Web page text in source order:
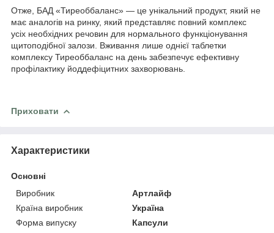
Отже, БАД «Тиреоббаланс» — це унікальний продукт, який не
має аналогів на ринку, який представляє повний комплекс
усіх необхідних речовин для нормального функціонування
щитоподібної залози. Вживання лише однієї таблетки
комплексу Тиреоббаланс на день забезпечує ефективну
профілактику йоддефіцитних захворювань.
Приховати
Характеристики
Основні
Виробник
Артлайф
Країна виробник
Україна
Форма випуску
Капсули